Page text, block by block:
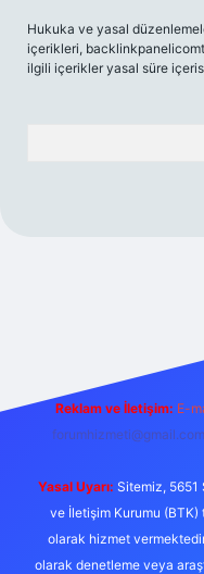
Hukuka ve yasal
içerikleri,
ilgili içerikler yasal süre
Reklam ve İletişim: E-
forumhizmeti@gmail.com
Yasal Uyarı: Sitemiz, 5651
ve İletişim Kurumu (BTK)
olarak hizmet
olarak denetleme veya